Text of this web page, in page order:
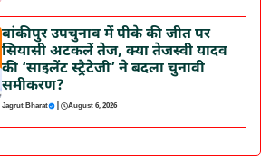
बांकीपुर उपचुनाव में पीके की जीत पर
सियासी अटकलें तेज, क्या तेजस्वी यादव
की ‘साइलेंट स्ट्रैटेजी’ ने बदला चुनावी
समीकरण?
Jagrut Bharat | August 6, 2026